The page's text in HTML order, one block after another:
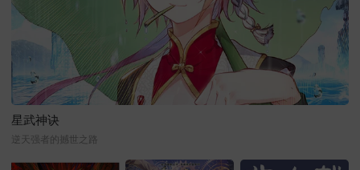
星武神诀
逆天强者的撼世之路